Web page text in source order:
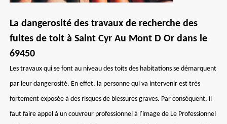
La dangerosité des travaux de recherche des
fuites de toit à Saint Cyr Au Mont D Or dans le
69450
Les travaux qui se font au niveau des toits des habitations se démarquent
par leur dangerosité. En effet, la personne qui va intervenir est très
fortement exposée à des risques de blessures graves. Par conséquent, il
faut faire appel à un couvreur professionnel à l'image de Le Professionnel